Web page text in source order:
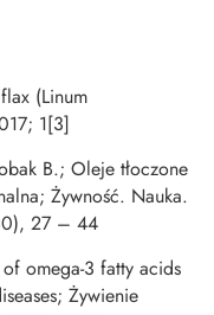
(Linum
1[3]
B.; Oleje tłoczone
Żywność. Nauka.
27 – 44
of omega-3 fatty acids
Żywienie